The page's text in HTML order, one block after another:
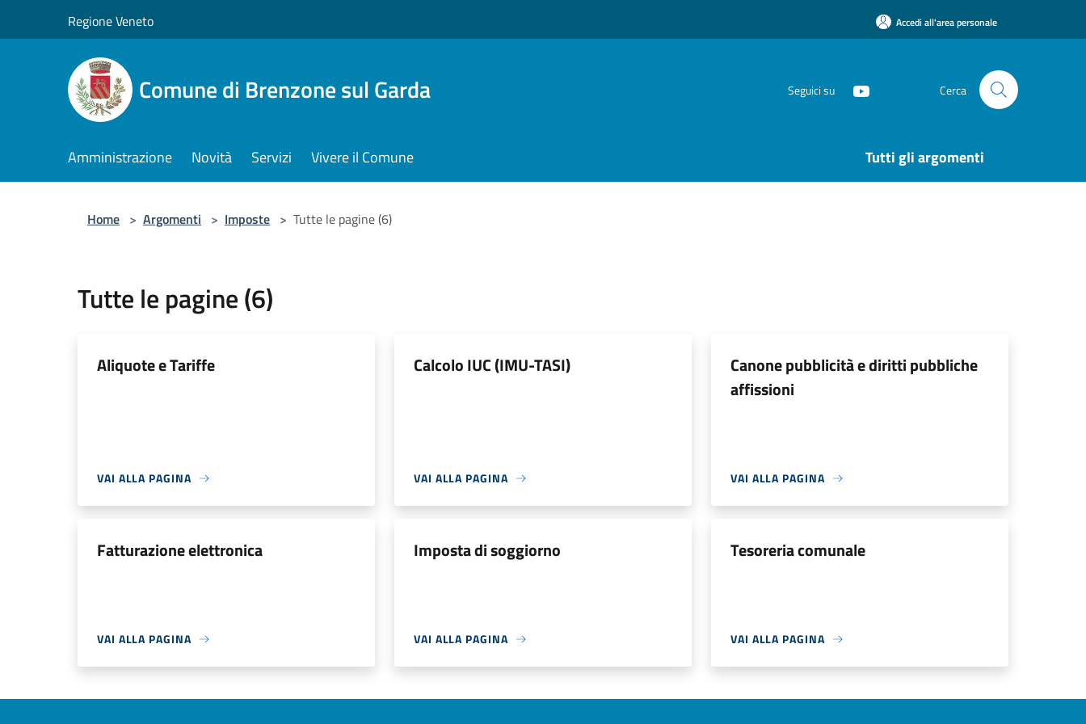
Regione Veneto Accedi all'area personale
Comune di Brenzone sul Garda Seguici su Cerca
Amministrazione Novità Servizi Vivere il Comune Tutti gli argomenti
Home > Argomenti > Imposte > Tutte le pagine (6)
Tutte le pagine (6)
Aliquote e Tariffe
VAI ALLA PAGINA
Calcolo IUC (IMU-TASI)
VAI ALLA PAGINA
Canone pubblicità e diritti pubbliche
affissioni
VAI ALLA PAGINA
Fatturazione elettronica
VAI ALLA PAGINA
Imposta di soggiorno
VAI ALLA PAGINA
Tesoreria comunale
VAI ALLA PAGINA